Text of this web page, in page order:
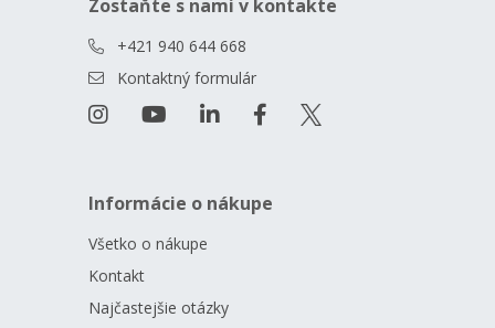
Zostaňte s nami v kontakte
+421 940 644 668
Kontaktný formulár
Informácie o nákupe
Všetko o nákupe
Kontakt
Najčastejšie otázky